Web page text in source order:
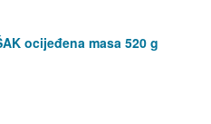
ocijeđena masa 520 g